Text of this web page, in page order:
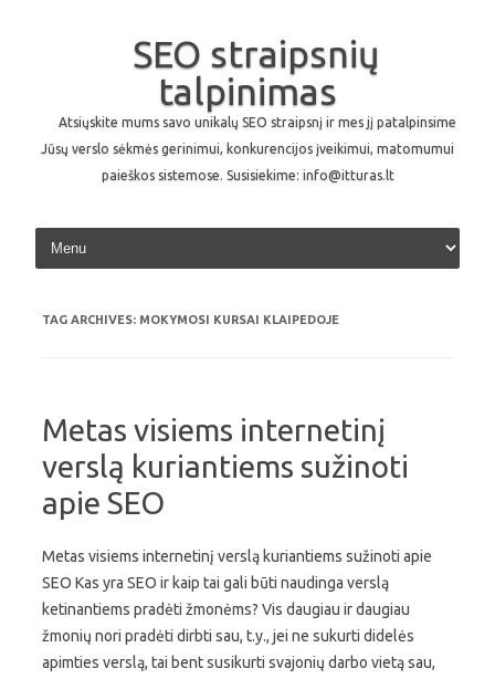
SEO straipsnių
talpinimas
Atsiųskite mums savo unikalų SEO straipsnį ir mes jį patalpinsime
Jūsų verslo sėkmės gerinimui, konkurencijos įveikimui, matomumui
paieškos sistemose. Susisiekime: info@itturas.lt
Skip to content
TAG ARCHIVES: MOKYMOSI KURSAI KLAIPEDOJE
Metas visiems internetinį
verslą kuriantiems sužinoti
apie SEO
Metas visiems internetinį verslą kuriantiems sužinoti apie
SEO Kas yra SEO ir kaip tai gali būti naudinga verslą
ketinantiems pradėti žmonėms? Vis daugiau ir daugiau
žmonių nori pradėti dirbti sau, t.y., jei ne sukurti didelės
apimties verslą, tai bent susikurti svajonių darbo vietą sau,